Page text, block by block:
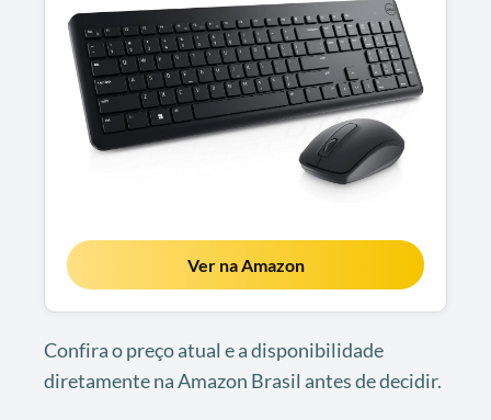
Ver na Amazon
Confira o preço atual e a disponibilidade
diretamente na Amazon Brasil antes de decidir.